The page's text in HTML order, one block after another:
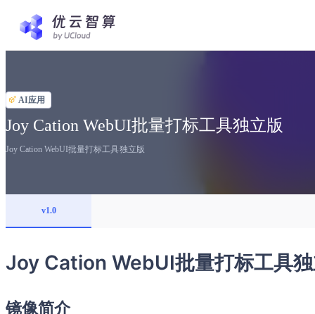
AI应用
Joy Cation WebUI批量打标工具独立版
Joy Cation WebUI批量打标工具独立版
v1.0
Joy Cation WebUI批量打标工具
镜像简介